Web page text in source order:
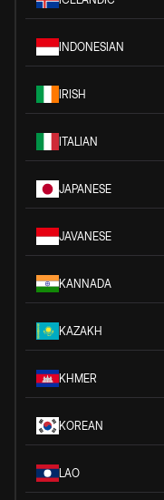
INDONESIAN
IRISH
ITALIAN
JAPANESE
JAVANESE
KANNADA
KAZAKH
KHMER
KOREAN
LAO